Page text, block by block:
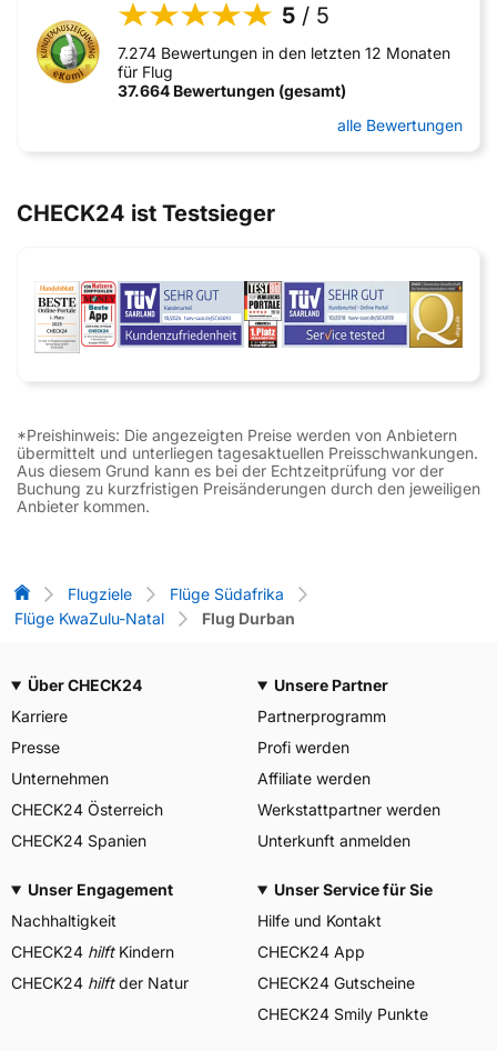
5 / 5
7.274 Bewertungen in den letzten 12 Monaten
für Flug
37.664 Bewertungen (gesamt)
alle Bewertungen
CHECK24 ist Testsieger
*Preishinweis: Die angezeigten Preise werden von Anbietern
übermittelt und unterliegen tagesaktuellen Preisschwankungen.
Aus diesem Grund kann es bei der Echtzeitprüfung vor der
Buchung zu kurzfristigen Preisänderungen durch den jeweiligen
Anbieter kommen.
Flug-Vergleich
Flugziele
Flüge Südafrika
Flüge KwaZulu-Natal
Flug Durban
Über CHECK24
Karriere
Presse
Unternehmen
CHECK24 Österreich
CHECK24 Spanien
Unsere Partner
Partnerprogramm
Profi werden
Affiliate werden
Werkstattpartner werden
Unterkunft anmelden
Unser Engagement
Nachhaltigkeit
CHECK24 hilftKindern
CHECK24 hilftder Natur
Unser Service für Sie
Hilfe und Kontakt
CHECK24 App
CHECK24 Gutscheine
CHECK24 Smily Punkte